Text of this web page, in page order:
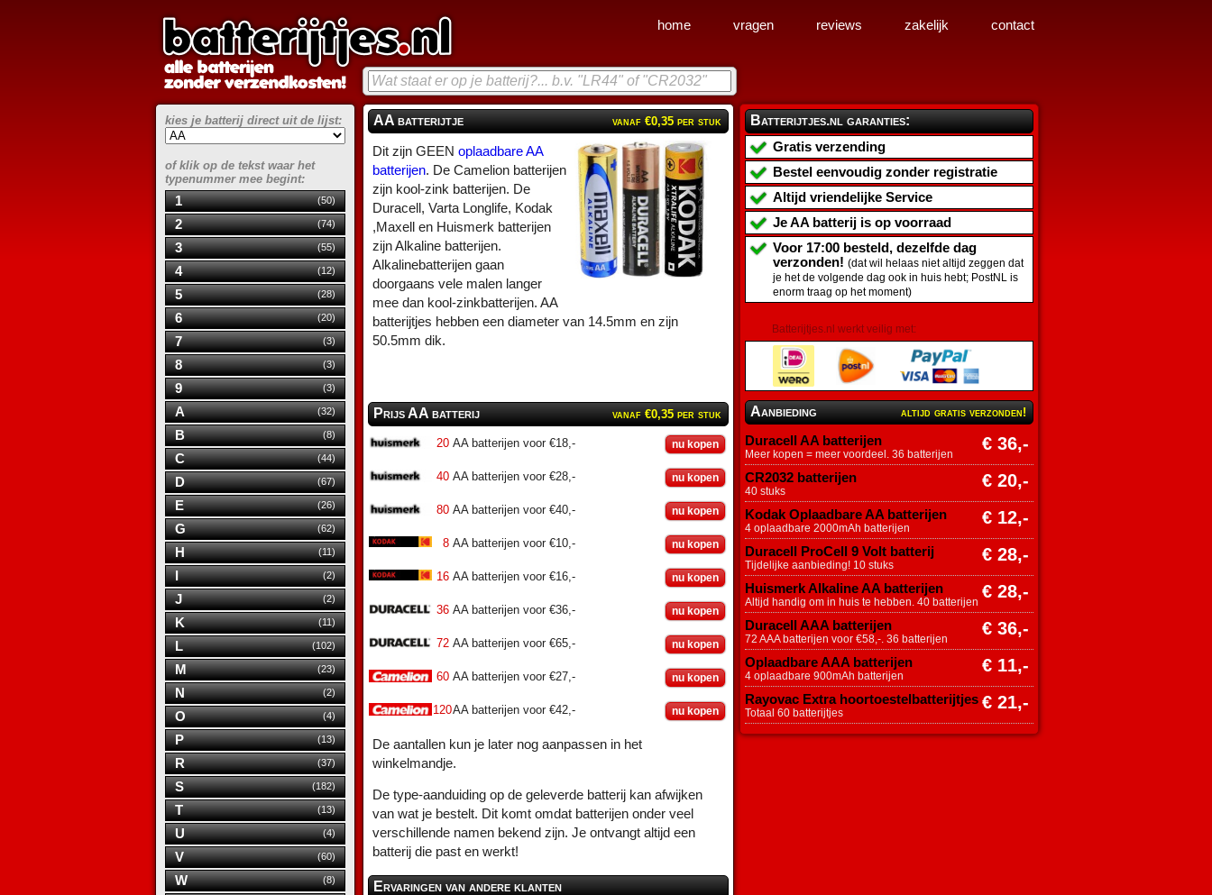
AA batterijtje vanaf €0,35 per stuk
Dit zijn GEEN oplaadbare AA
batterijen. De Camelion batterijen
zijn kool-zink batterijen. De
Duracell, Varta Longlife, Kodak
,Maxell en Huismerk batterijen
zijn Alkaline batterijen.
Alkalinebatterijen gaan
doorgaans vele malen langer
mee dan kool-zinkbatterijen. AA
batterijtjes hebben een diameter van 14.5mm en zijn
50.5mm dik.
Prijs AA batterij vanaf €0,35 per stuk
20 AA batterijen voor €18,- nu kopen
40 AA batterijen voor €28,- nu kopen
80 AA batterijen voor €40,- nu kopen
8 AA batterijen voor €10,- nu kopen
16 AA batterijen voor €16,- nu kopen
36 AA batterijen voor €36,- nu kopen
72 AA batterijen voor €65,- nu kopen
60 AA batterijen voor €27,- nu kopen
120AA batterijen voor €42,- nu kopen
De aantallen kun je later nog aanpassen in het
winkelmandje.
De type-aanduiding op de geleverde batterij kan afwijken
van wat je bestelt. Dit komt omdat batterijen onder veel
verschillende namen bekend zijn. Je ontvangt altijd een
batterij die past en werkt!
Ervaringen van andere klanten
kies je batterij direct uit de lijst:
of klik op de tekst waar het
typenummer mee begint:
1 (50)
2 (74)
3 (55)
4 (12)
5 (28)
6 (20)
7 (3)
8 (3)
9 (3)
A (32)
B (8)
C (44)
D (67)
E (26)
G (62)
H (11)
I (2)
J (2)
K (11)
L (102)
M (23)
N (2)
O (4)
P (13)
R (37)
S (182)
T (13)
U (4)
V (60)
W (8)
Batterijtjes.nl garanties:
Gratis verzending
Bestel eenvoudig zonder registratie
Altijd vriendelijke Service
JeAA batterij is op voorraad
Voor 17:00 besteld, dezelfde dag
verzonden! (dat wil helaas niet altijd zeggen dat
je het de volgende dag ook in huis hebt; PostNL is
enorm traag op het moment)
Batterijtjes.nl werkt veilig met:
Aanbieding altijd gratis verzonden!
Duracell AA batterijen € 36,-
Meer kopen = meer voordeel. 36 batterijen
CR2032 batterijen € 20,-
40 stuks
Kodak Oplaadbare AA batterijen € 12,-
4 oplaadbare 2000mAh batterijen
Duracell ProCell 9 Volt batterij € 28,-
Tijdelijke aanbieding! 10 stuks
Huismerk Alkaline AA batterijen € 28,-
Altijd handig om in huis te hebben. 40 batterijen
Duracell AAA batterijen € 36,-
72 AAA batterijen voor €58,-. 36 batterijen
Oplaadbare AAA batterijen € 11,-
4 oplaadbare 900mAh batterijen
Rayovac Extra hoortoestelbatterijtjes € 21,-
Totaal 60 batterijtjes
home vragen reviews zakelijk contact